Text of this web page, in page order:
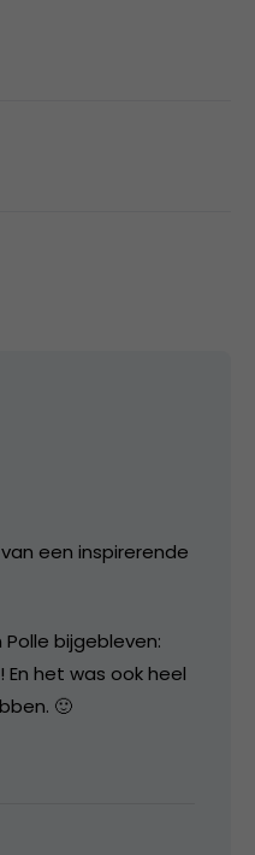
een inspirerende
bijgebleven:
het was ook heel
🙂